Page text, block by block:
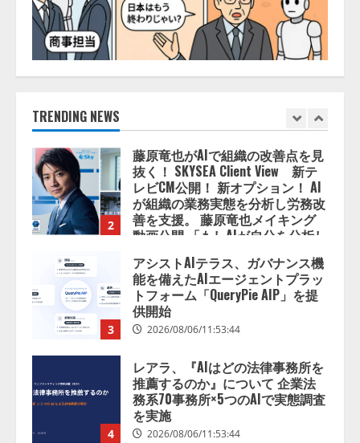
TRENDING NEWS
5
2026/08/06/11:53:44
1
AI駆動開発の推進に向けて
「TinhVan Technologies JSC.」と業
2
藤原竜也がAIで組織の改善点を見
抜く！ SKYSEA Client View 新テ
レビCM公開！ 新オプション！ AI
が組織の業務実態を分析し労務改
善を支援。 藤原竜也メイキング
動画公開 「もしAIが自分を分析し
ある」「昨年の夏はカブトムシを
捕まえたり、虫と戦ったり…」
2026/08/06/14:54:31
3
アシストAIテラス、ガバナンス機
能を備えたAIエージェントプラッ
トフォーム「QueryPie AIP」を提
供開始
2026/08/06/11:53:44
4
レアラ、『AIはどの法律事務所を
推薦するのか』について 企業法
務系70事務所×5つのAIで実態調査
を実施
2026/08/06/11:53:44